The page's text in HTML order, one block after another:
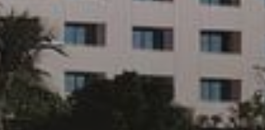
Новостройки
AX Journal
Каталоги
Агенты